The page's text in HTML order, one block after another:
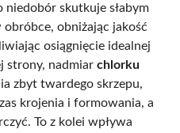
niedobór skutkuje słabym
obniżając jakość
osiągnięcie idealnej
strony, nadmiar chlorku
zbyt twardego skrzepu,
krojenia i formowania, a
To z kolei wpływa